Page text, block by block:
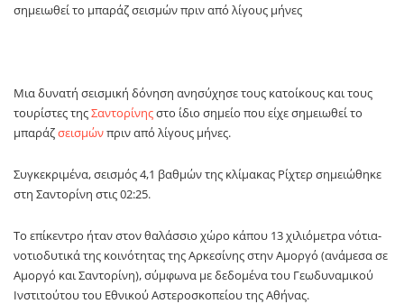
σημειωθεί το μπαράζ σεισμών πριν από λίγους μήνες
Μια δυνατή σεισμική δόνηση ανησύχησε τους κατοίκους και τους
τουρίστες τηςΣαντορίνηςστο ίδιο σημείο που είχε σημειωθεί το
μπαράζσεισμώνπριν από λίγους μήνες.
Συγκεκριμένα, σεισμός 4,1 βαθμών της κλίμακας Ρίχτερ σημειώθηκε
στη Σαντορίνη στις 02:25.
Το επίκεντρο ήταν στον θαλάσσιο χώρο κάπου 13 χιλιόμετρα νότια-
νοτιοδυτικά της κοινότητας της Αρκεσίνης στην Αμοργό (ανάμεσα σε
Αμοργό και Σαντορίνη), σύμφωνα με δεδομένα του Γεωδυναμικού
Ινστιτούτου του Εθνικού Αστεροσκοπείου της Αθήνας.